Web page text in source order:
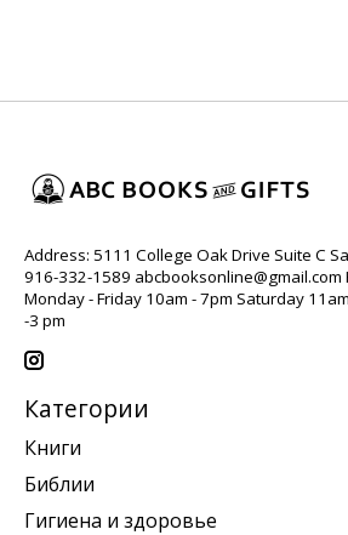
Address: 5111 College Oak Drive Suite C
916-332-1589 abcbooksonline@gmail.com
Monday - Friday 10am - 7pm Saturday
-3 pm
Категории
Книги
Библии
Гигиена и здоровье